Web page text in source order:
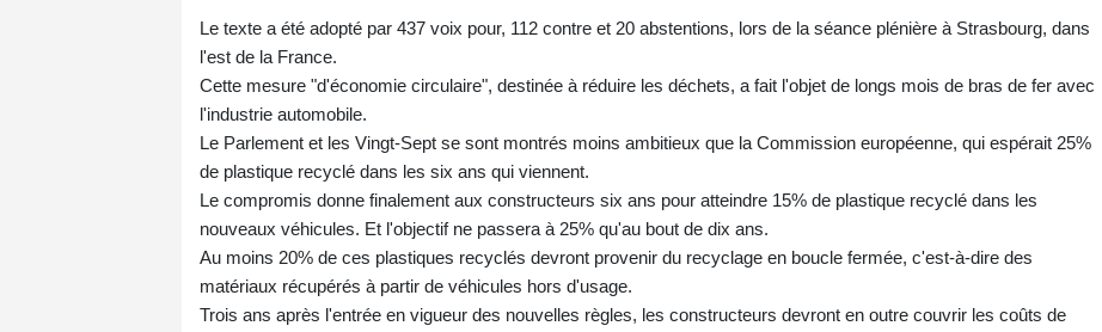
Le texte a été adopté par 437 voix pour, 112 contre et 20 abstentions, lors de la séance plénière à Strasbourg, dans
l'est de la France.
Cette mesure "d'économie circulaire", destinée à réduire les déchets, a fait l'objet de longs mois de bras de fer avec
l'industrie automobile.
Le Parlement et les Vingt-Sept se sont montrés moins ambitieux que la Commission européenne, qui espérait 25%
de plastique recyclé dans les six ans qui viennent.
Le compromis donne finalement aux constructeurs six ans pour atteindre 15% de plastique recyclé dans les
nouveaux véhicules. Et l'objectif ne passera à 25% qu'au bout de dix ans.
Au moins 20% de ces plastiques recyclés devront provenir du recyclage en boucle fermée, c'est-à-dire des
matériaux récupérés à partir de véhicules hors d'usage.
Trois ans après l'entrée en vigueur des nouvelles règles, les constructeurs devront en outre couvrir les coûts de